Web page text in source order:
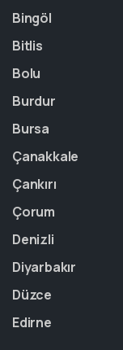
Bingöl
Bitlis
Bolu
Burdur
Bursa
Çanakkale
Çankırı
Çorum
Denizli
Diyarbakır
Düzce
Edirne